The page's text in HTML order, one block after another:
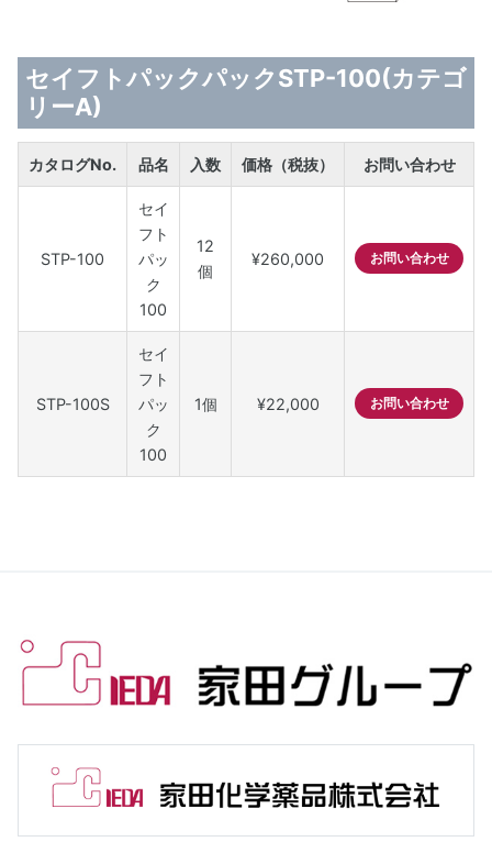
セイフトパックパックSTP-100(カテゴ
リーA)
カタログNo. 品名 入数 価格（税抜） お問い合わせ
STP-100
セイ
フト
パッ
ク
100
12
個
¥260,000 お問い合わせ
STP-100S
セイ
フト
パッ
ク
100
1個 ¥22,000 お問い合わせ